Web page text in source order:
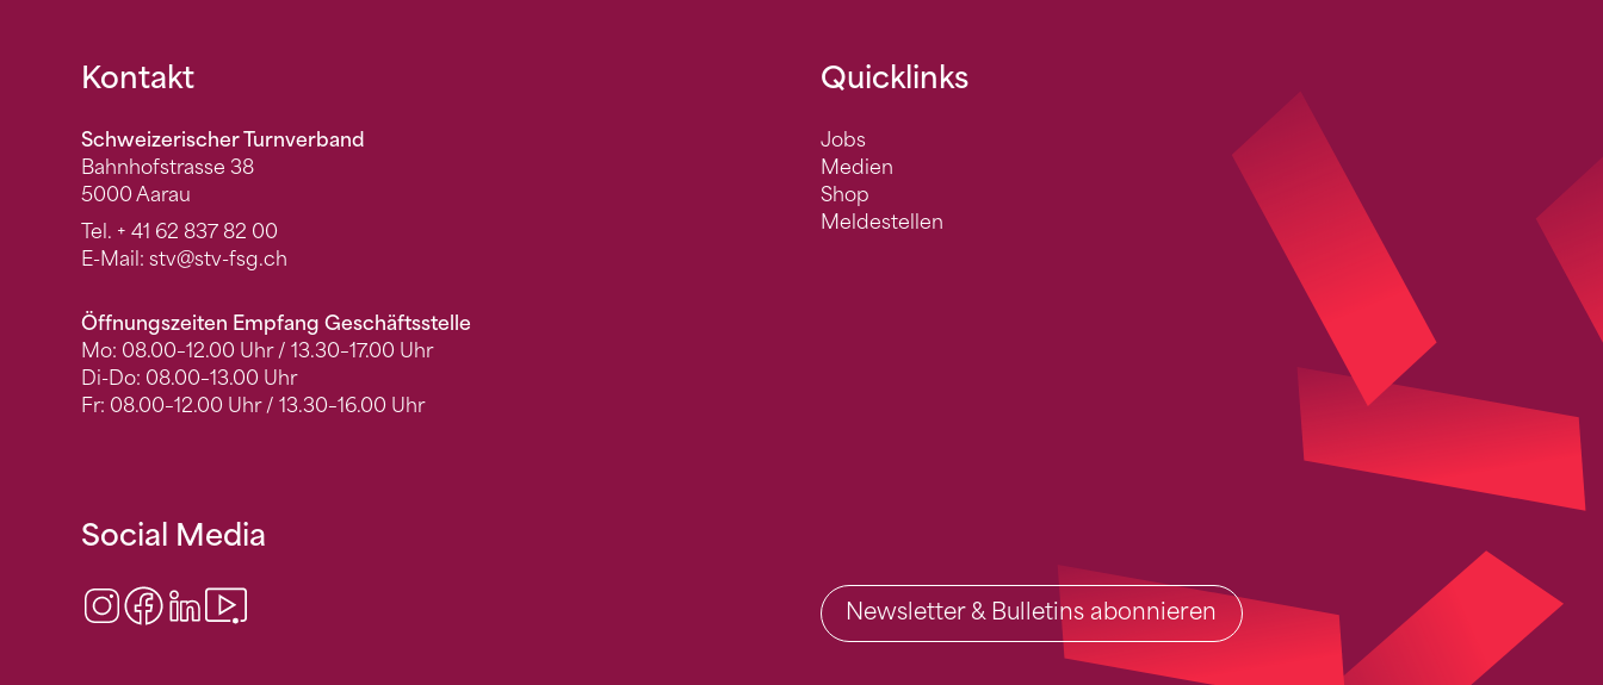
Fusszeile
Kontakt
Schweizerischer Turnverband
Bahnhofstrasse 38
5000 Aarau
Tel. + 41 62 837 82 00
E-Mail: stv@stv-fsg.ch
Öffnungszeiten Empfang Geschäftsstelle
Mo: 08.00–12.00 Uhr / 13.30–17.00 Uhr
Di-Do: 08.00–13.00 Uhr
Fr: 08.00–12.00 Uhr / 13.30–16.00 Uhr
Quicklinks
Jobs
Medien
Shop
Meldestellen
Social Media
Instagram
Facebook
LinkedIn Newsletter & Bulletins abonnieren